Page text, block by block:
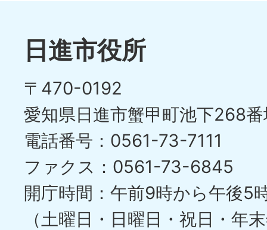
日進市役所
〒470-0192
愛知県日進市蟹甲町池下268
電話番号：0561-73-7111
ファクス：0561-73-6845
開庁時間：午前9時から午後5
（土曜日・日曜日・祝日・年